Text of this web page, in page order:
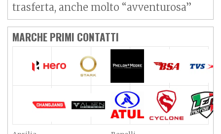
trasferta, anche molto “avventurosa”
MARCHE PRIMI CONTATTI